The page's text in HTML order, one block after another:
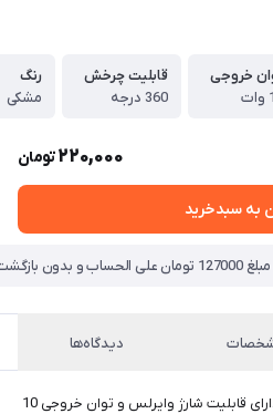
خروجی
قابلیت چرخش
360 درجه
رنگ
مشکی
220,000تومان
به سبدخرید
دریافت میگردد
دیدگاه‌ها
هولدر وایرلس شارژ دریچه کولری دارای قابلیت شارژ وایرلس و توان خروجی 10